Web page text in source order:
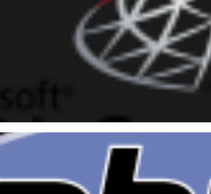
- Como exportar e
(Ex: CSV) utilizando o
de leitura